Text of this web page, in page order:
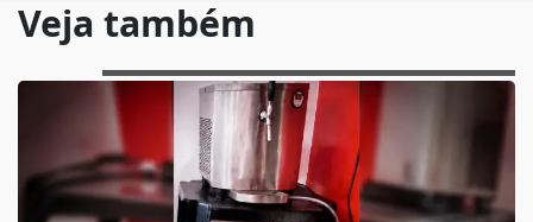
Veja também